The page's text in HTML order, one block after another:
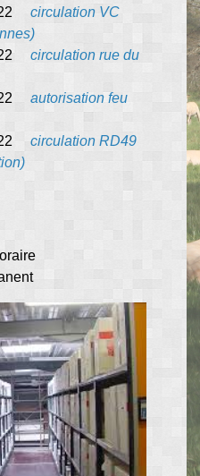
circulation VC
circulation rue du
autorisation feu
circulation RD49